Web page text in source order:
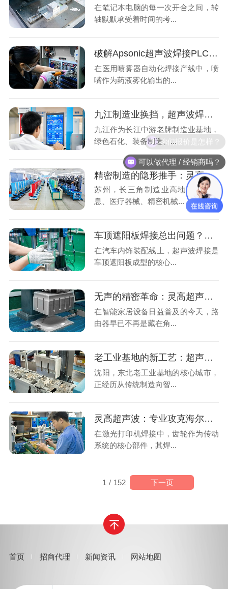
在笔记本电脑的每一次开合之间，转
轴默默承受着时间的考...
破解Apsonic超声波焊接PLC通信故障：精准维修与长效预防之道
在医用喷雾器自动化焊接产线中，喷
嘴作为药液雾化输出的...
九江制造业换挡，超声波焊接机也到了"跟着产业链跑"的时候
九江作为长江中游老牌制造业基地，
绿色石化、装备制造、...
精密制造的隐形推手：灵高超声波焊接如何嵌入苏州产业生态？
苏州，长三角制造业高地，电子信
息、医疗器械、精密机械...
车顶遮阳板焊接总出问题？灵高帮您搞定泰索迡克焊头设计缺陷
在汽车内饰装配线上，超声波焊接是
车顶遮阳板成型的核心...
无声的精密革命：灵高超声波焊接如何重塑路由器外壳制造？
在智能家居设备日益普及的今天，路
由器早已不再是藏在角...
老工业基地的新工艺：超声波焊接如何助力沈阳制造转型？
沈阳，东北老工业基地的核心城市，
正经历从传统制造向智...
灵高超声波：专业攻克海尔曼Herrmann焊接机电路板短路难题
在激光打印机焊接中，齿轮作为传动
系统的核心部件，其焊...
1 / 152 下一页
首页 招商代理 新闻资讯 网站地图
你们报价是怎样？
可以做代理 / 经销商吗？